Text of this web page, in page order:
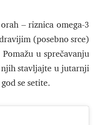
– riznica omega-3
(posebno srce)
u sprečavanju
stavljajte u jutarnji
se setite.